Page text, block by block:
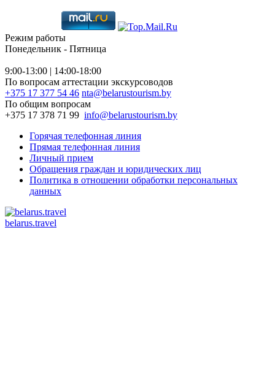
Режим работы
Понедельник - Пятница
9:00-13:00 | 14:00-18:00
По вопросам аттестации экскурсоводов
+375 17 377 54 46 nta@belarustourism.by
По общим вопросам
+375 17 378 71 99 info@belarustourism.by
Горячая телефонная линия
Прямая телефонная линия
Личный прием
Обращения граждан и юридических лиц
Политика в отношении обработки персональных
данных
belarus.travel